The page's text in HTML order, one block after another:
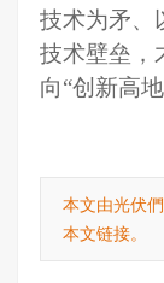
技术为矛、
技术壁垒，
向“创新高地
本文由光伏
本文链接。